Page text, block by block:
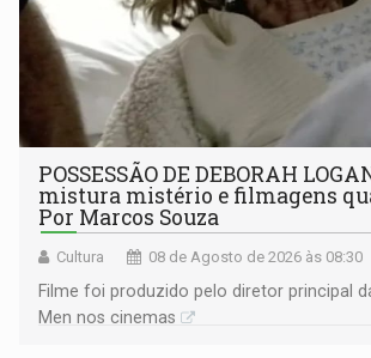
POSSESSÃO DE DEBORAH
mistura mistério e filmagens
Por Marcos Souza
Cultura 08 de Agosto de 2026 às 08:30
Filme foi produzido pelo diretor principal
Men nos cinemas